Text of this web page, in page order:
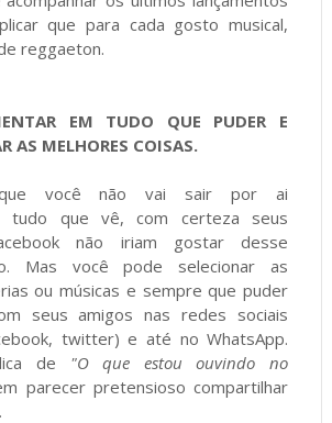
que para cada gosto musical,
reggaeton.
EM TUDO QUE PUDER E
AS MELHORES COISAS.
você não vai sair por ai
tudo que vê, com certeza seus
não iriam gostar desse
Mas você pode selecionar as
ou músicas e sempre que puder
seus amigos nas redes sociais
twitter) e até no WhatsApp.
de "O que estou ouvindo no
parecer pretensioso compartilhar